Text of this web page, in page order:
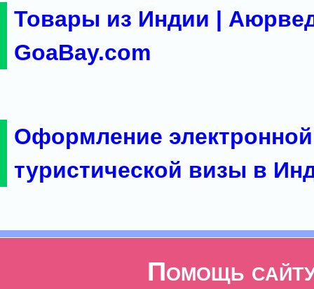
Товары из Индии |
GoaBay.com
Оформление электронной
туристической визы в
Помощь